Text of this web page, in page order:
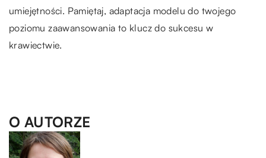
umiejętności. Pamiętaj, adaptacja modelu do twojego
poziomu zaawansowania to klucz do sukcesu w
krawiectwie.
O AUTORZE